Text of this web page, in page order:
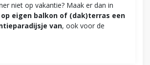
niet op vakantie? Maak er dan in
eigen balkon of (dak)terras een
van, ook voor de